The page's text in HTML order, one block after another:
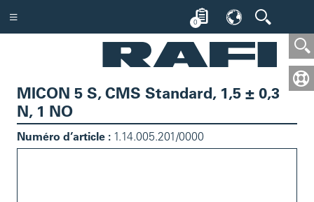
0
MICON 5 S, CMS Standard, 1,5 ± 0,3
N, 1 NO
Numéro d’article : 1.14.005.201/0000